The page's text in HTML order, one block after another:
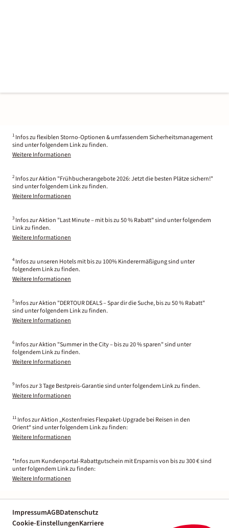
1 Infos zu flexiblen Storno-Optionen & umfassendem Sicherheitsmanagement
sind unter folgendem Link zu finden.
Weitere Informationen
2 Infos zur Aktion "Frühbucherangebote 2026: Jetzt die besten Plätze sichern!"
sind unter folgendem Link zu finden.
Weitere Informationen
3 Infos zur Aktion "Last Minute – mit bis zu 50 % Rabatt" sind unter folgendem
Link zu finden.
Weitere Informationen
4 Infos zu unseren Hotels mit bis zu 100% Kinderermäßigung sind unter
folgendem Link zu finden.
Weitere Informationen
5 Infos zur Aktion "DERTOUR DEALS – Spar dir die Suche, bis zu 50 % Rabatt"
sind unter folgendem Link zu finden.
Weitere Informationen
6 Infos zur Aktion "Summer in the City – bis zu 20 % sparen" sind unter
folgendem Link zu finden.
Weitere Informationen
9 Infos zur 3 Tage Bestpreis-Garantie sind unter folgendem Link zu finden.
Weitere Informationen
11 Infos zur Aktion „Kostenfreies Flexpaket-Upgrade bei Reisen in den
Orient“ sind unter folgendem Link zu finden:
Weitere Informationen
*Infos zum Kundenportal-Rabattgutschein mit Ersparnis von bis zu 300 € sind
unter folgendem Link zu finden:
Weitere Informationen
ImpressumAGBDatenschutz
Cookie-EinstellungenKarriere